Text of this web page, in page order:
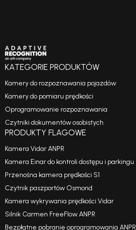
KATEGORIE PRODUKTÓW
Kamery do rozpoznawania pojazdów
Kamery do pomiaru prędkości
Oprogramowanie rozpoznawania
Czytniki dokumentów osobistych
PRODUKTY FLAGOWE
Kamera Vidar ANPR
Kamera Einar do kontroli dostępu i parkingu
Przenośna kamera prędkości S1
Czytnik paszportów Osmond
Kamera wykrywania prędkości Vidar
Silnik Carmen FreeFlow ANPR
Bezpłatne pobranie oprogramowania ANPR